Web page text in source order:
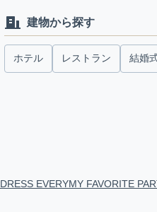
建物から探す
ホテル レストラン 結婚
DRESS EVERYMY FAVORITE